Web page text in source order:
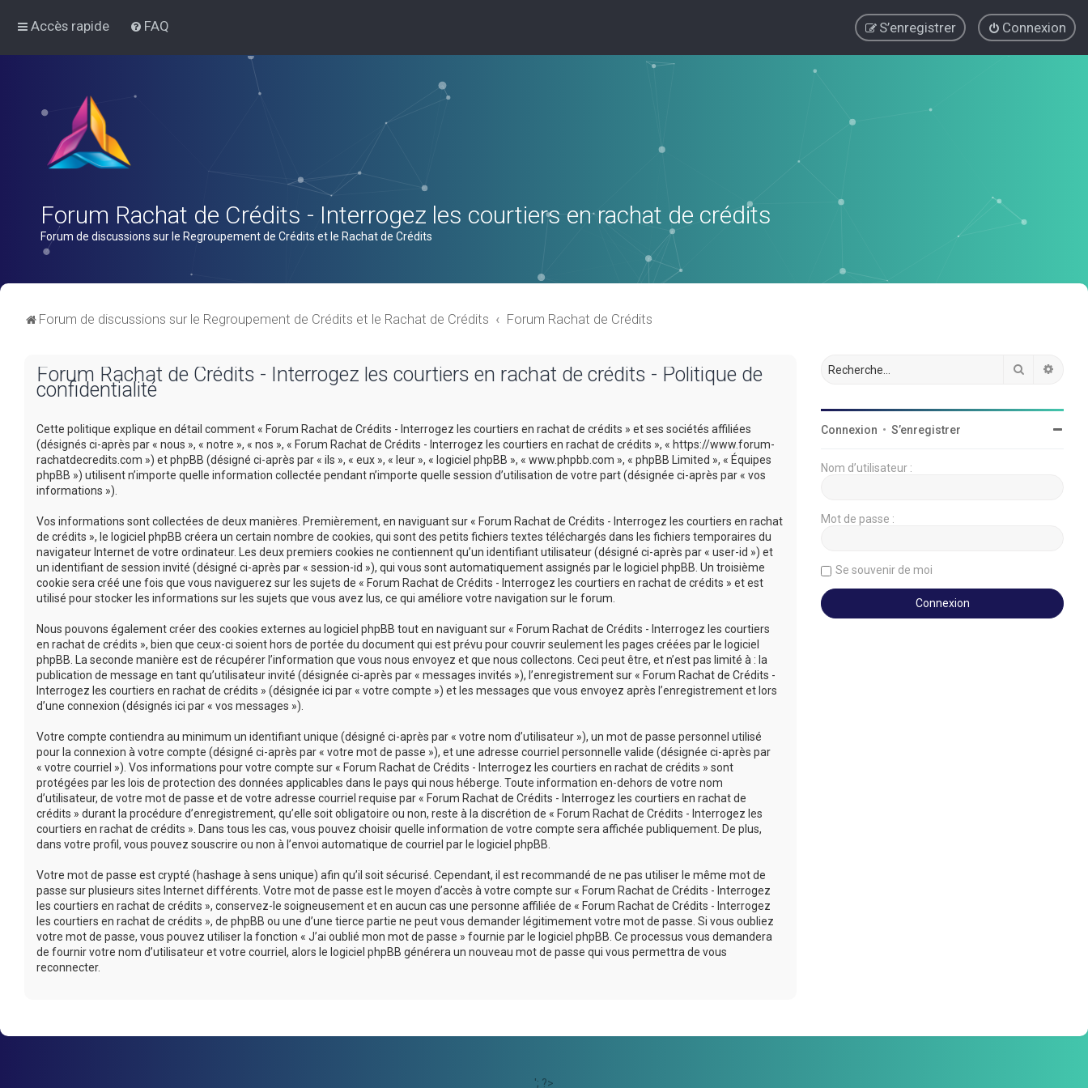
Accès rapide FAQ Connexion
S’enregistrer
Forum Rachat de Crédits - Interrogez les courtiers en rachat de crédits
Forum de discussions sur le Regroupement de Crédits et le Rachat de Crédits
Forum de discussions sur le Regroupement de Crédits et le Rachat de Crédits Forum Rachat de Crédits
Forum Rachat de Crédits - Interrogez les courtiers en rachat de crédits - Politique de
confidentialité
Cette politique explique en détail comment « Forum Rachat de Crédits - Interrogez les courtiers en rachat de crédits » et ses sociétés affiliées
(désignés ci-après par « nous », « notre », « nos », « Forum Rachat de Crédits - Interrogez les courtiers en rachat de crédits », « https://www.forum-
rachatdecredits.com ») et phpBB (désigné ci-après par « ils », « eux », « leur », « logiciel phpBB », « www.phpbb.com », « phpBB Limited », « Équipes
phpBB ») utilisent n’importe quelle information collectée pendant n’importe quelle session d’utilisation de votre part (désignée ci-après par « vos
informations »).
Vos informations sont collectées de deux manières. Premièrement, en naviguant sur « Forum Rachat de Crédits - Interrogez les courtiers en rachat
de crédits », le logiciel phpBB créera un certain nombre de cookies, qui sont des petits fichiers textes téléchargés dans les fichiers temporaires du
navigateur Internet de votre ordinateur. Les deux premiers cookies ne contiennent qu’un identifiant utilisateur (désigné ci-après par « user-id ») et
un identifiant de session invité (désigné ci-après par « session-id »), qui vous sont automatiquement assignés par le logiciel phpBB. Un troisième
cookie sera créé une fois que vous naviguerez sur les sujets de « Forum Rachat de Crédits - Interrogez les courtiers en rachat de crédits » et est
utilisé pour stocker les informations sur les sujets que vous avez lus, ce qui améliore votre navigation sur le forum.
Nous pouvons également créer des cookies externes au logiciel phpBB tout en naviguant sur « Forum Rachat de Crédits - Interrogez les courtiers
en rachat de crédits », bien que ceux-ci soient hors de portée du document qui est prévu pour couvrir seulement les pages créées par le logiciel
phpBB. La seconde manière est de récupérer l’information que vous nous envoyez et que nous collectons. Ceci peut être, et n’est pas limité à : la
publication de message en tant qu’utilisateur invité (désignée ci-après par « messages invités »), l’enregistrement sur « Forum Rachat de Crédits -
Interrogez les courtiers en rachat de crédits » (désignée ici par « votre compte ») et les messages que vous envoyez après l’enregistrement et lors
d’une connexion (désignés ici par « vos messages »).
Votre compte contiendra au minimum un identifiant unique (désigné ci-après par « votre nom d’utilisateur »), un mot de passe personnel utilisé
pour la connexion à votre compte (désigné ci-après par « votre mot de passe »), et une adresse courriel personnelle valide (désignée ci-après par
« votre courriel »). Vos informations pour votre compte sur « Forum Rachat de Crédits - Interrogez les courtiers en rachat de crédits » sont
protégées par les lois de protection des données applicables dans le pays qui nous héberge. Toute information en-dehors de votre nom
d’utilisateur, de votre mot de passe et de votre adresse courriel requise par « Forum Rachat de Crédits - Interrogez les courtiers en rachat de
crédits » durant la procédure d’enregistrement, qu’elle soit obligatoire ou non, reste à la discrétion de « Forum Rachat de Crédits - Interrogez les
courtiers en rachat de crédits ». Dans tous les cas, vous pouvez choisir quelle information de votre compte sera affichée publiquement. De plus,
dans votre profil, vous pouvez souscrire ou non à l’envoi automatique de courriel par le logiciel phpBB.
Votre mot de passe est crypté (hashage à sens unique) afin qu’il soit sécurisé. Cependant, il est recommandé de ne pas utiliser le même mot de
passe sur plusieurs sites Internet différents. Votre mot de passe est le moyen d’accès à votre compte sur « Forum Rachat de Crédits - Interrogez
les courtiers en rachat de crédits », conservez-le soigneusement et en aucun cas une personne affiliée de « Forum Rachat de Crédits - Interrogez
les courtiers en rachat de crédits », de phpBB ou une d’une tierce partie ne peut vous demander légitimement votre mot de passe. Si vous oubliez
votre mot de passe, vous pouvez utiliser la fonction « J’ai oublié mon mot de passe » fournie par le logiciel phpBB. Ce processus vous demandera
de fournir votre nom d’utilisateur et votre courriel, alors le logiciel phpBB générera un nouveau mot de passe qui vous permettra de vous
reconnecter.
Rechercher
Connexion • S’enregistrer
Nom d’utilisateur :
Mot de passe :
Se souvenir de moi
'; ?>